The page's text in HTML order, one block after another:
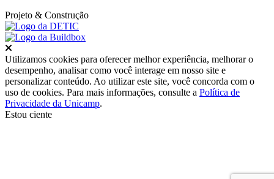
Projeto & Construção
Utilizamos cookies para oferecer melhor experiência, melhorar o
desempenho, analisar como você interage em nosso site e
personalizar conteúdo. Ao utilizar este site, você concorda com o
uso de cookies. Para mais informações, consulte a Política de
Privacidade da Unicamp.
Estou ciente